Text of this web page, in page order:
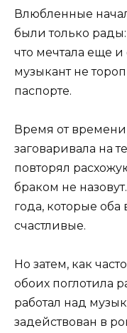
Влюбленные
были только
что мечтала еще
музыкант не
паспорте.
Время от времени
заговаривала на
повторял
браком не
года, которые
счастливые.
Но затем, как
обоих поглотила
работал над
задействован в